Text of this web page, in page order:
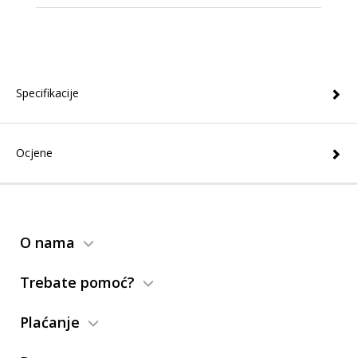
Specifikacije
Ocjene
O nama
Trebate pomoć?
Plaćanje